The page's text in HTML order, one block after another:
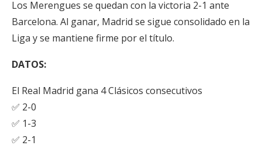
Los Merengues se quedan con la victoria 2-1 ante
Barcelona. Al ganar, Madrid se sigue consolidado en la
Liga y se mantiene firme por el título.
DATOS:
El Real Madrid gana 4 Clásicos consecutivos
✅ 2-0
✅ 1-3
✅ 2-1